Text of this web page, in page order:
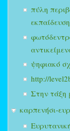
πύλη
ψηφιακό
http://
Στην τάξη
καρπενήσι-